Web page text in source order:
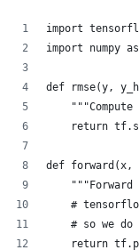
import
import numpy
def rmse(y,
"""Compute
return
def forward(x,
"""Forward
#
# so we do
return